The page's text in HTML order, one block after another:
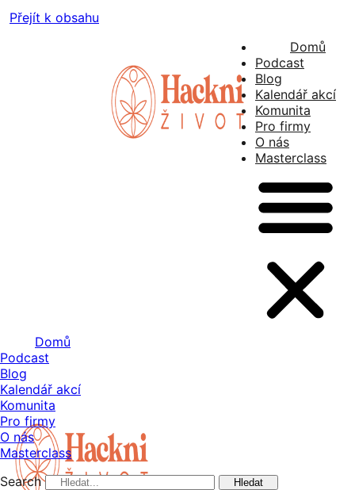
Přejít k obsahu
Domů
Podcast
Blog
Kalendář akcí
Komunita
Pro firmy
O nás
Masterclass
Domů
Podcast
Blog
Kalendář akcí
Komunita
Pro firmy
O nás
Masterclass
Search
Hledat